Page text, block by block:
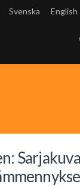
Svenska English